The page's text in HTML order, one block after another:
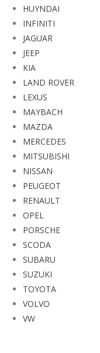
HUYNDAI
INFINITI
JAGUAR
JEEP
KIA
LAND ROVER
LEXUS
MAYBACH
MAZDA
MERCEDES
MITSUBISHI
NISSAN
PEUGEOT
RENAULT
OPEL
PORSCHE
SCODA
SUBARU
SUZUKI
TOYOTA
VOLVO
VW